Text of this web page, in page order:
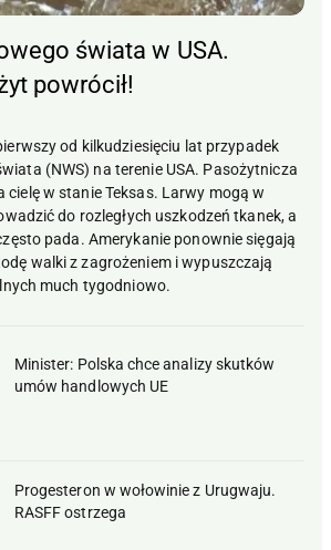
świata w USA.
powrócił!
od kilkudziesięciu lat przypadek
(NWS) na terenie USA. Pasożytnicza
cielę w stanie Teksas. Larwy mogą w
do rozległych uszkodzeń tkanek, a
pada. Amerykanie ponownie sięgają
walki z zagrożeniem i wypuszczają
much tygodniowo.
Minister: Polska chce analizy skutków
umów handlowych UE
Progesteron w wołowinie z Urugwaju.
RASFF ostrzega